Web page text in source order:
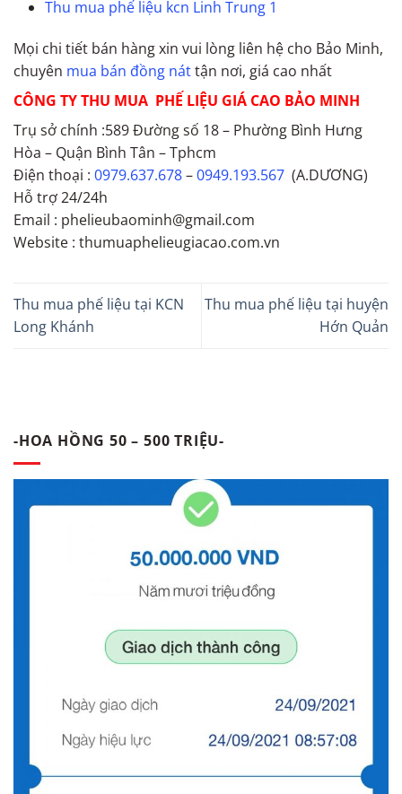
Thu mua phế liệu kcn Linh Trung 1
Mọi chi tiết bán hàng xin vui lòng liên hệ cho Bảo Minh,
chuyên mua bán đồng náttận nơi, giá cao nhất
CÔNG TY THU MUA PHẾ LIỆU GIÁ CAO BẢO MINH
Trụ sở chính :589 Đường số 18 – Phường Bình Hưng
Hòa – Quận Bình Tân – Tphcm
Điện thoại : 0979.637.678–0949.193.567 (A.DƯƠNG)
Hỗ trợ 24/24h
Email : phelieubaominh@gmail.com
Website : thumuaphelieugiacao.com.vn
Thu mua phế liệu tại KCN
Long Khánh
Thu mua phế liệu tại huyện
Hớn Quản
-HOA HỒNG 50 – 500 TRIỆU-